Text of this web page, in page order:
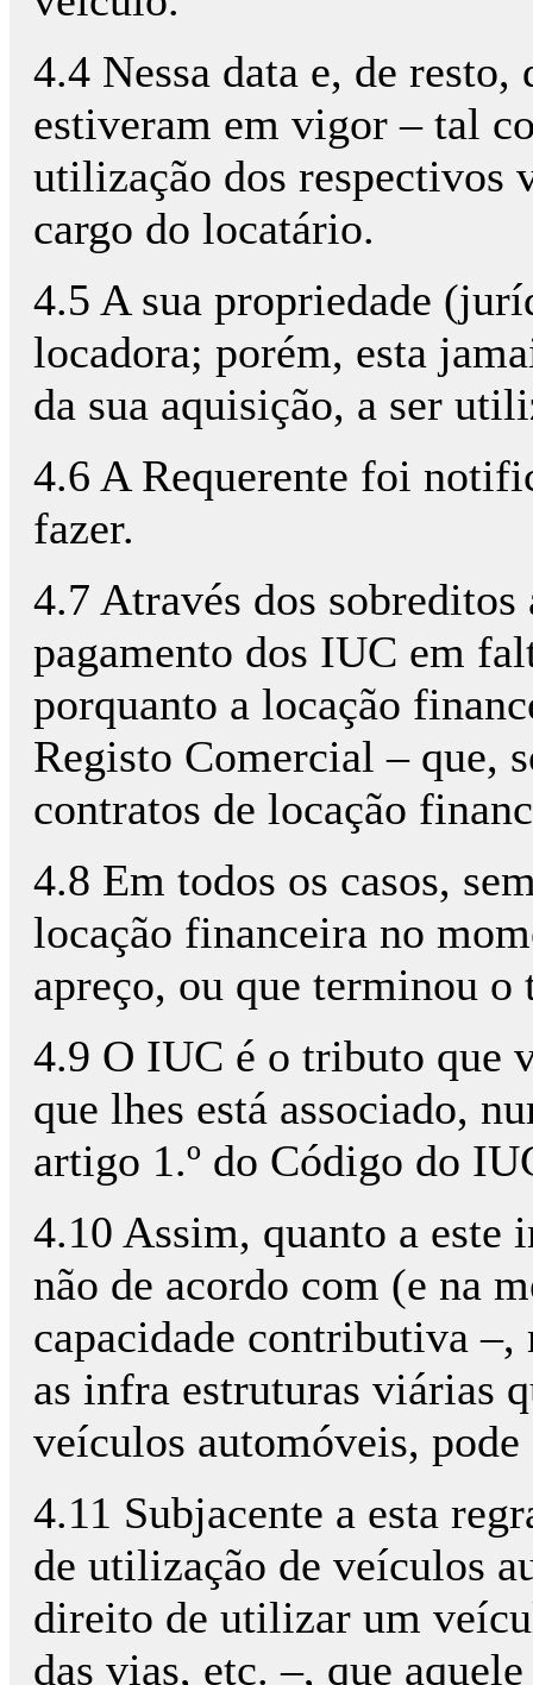
4.4 Nessa data e, de
estiveram em vigor – tal
utilização dos respectivos
cargo do locatário.
4.5 A sua propriedade
locadora; porém, esta
da sua aquisição, a ser
4.6 A Requerente foi
fazer.
4.7 Através dos
pagamento dos IUC em
porquanto a locação
Registo Comercial – que,
contratos de locação
4.8 Em todos os casos,
locação financeira no
apreço, ou que terminou o
4.9 O IUC é o tributo que
que lhes está associado,
artigo 1.º do Código do
4.10 Assim, quanto a este
não de acordo com (e na
capacidade contributiva –,
as infra estruturas viárias
veículos automóveis, pode
4.11 Subjacente a esta
de utilização de veículos
direito de utilizar um
das vias, etc. –, que